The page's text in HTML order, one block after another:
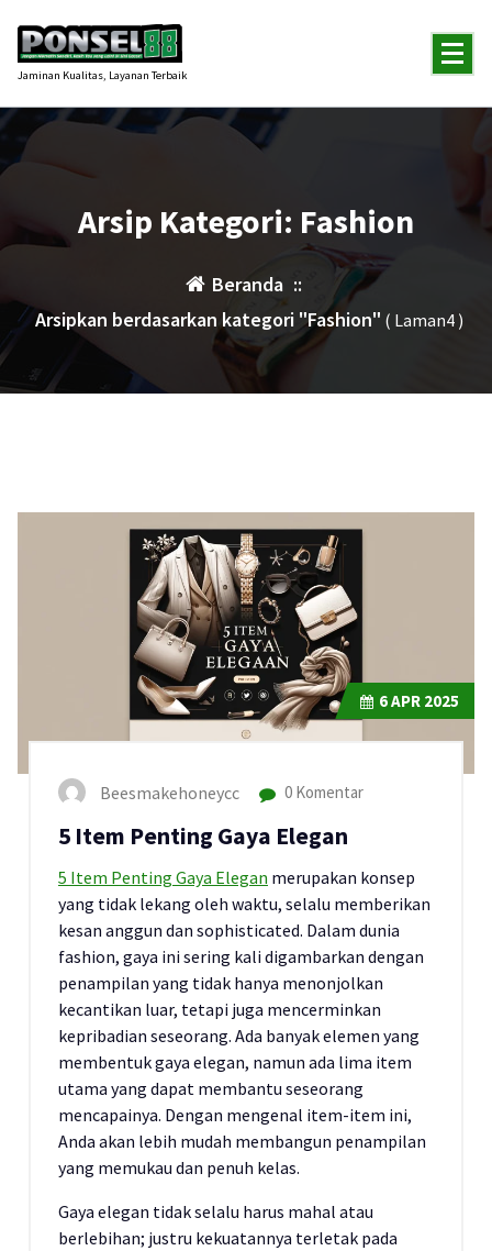
konten
Jaminan Kualitas, Layanan Terbaik
Arsip Kategori: Fashion
Beranda ::
Arsipkan berdasarkan kategori "Fashion" ( Laman4 )
6APR 2025
Beesmakehoneycc 0 Komentar
5 Item Penting Gaya Elegan
5 Item Penting Gaya Elegan merupakan konsep
yang tidak lekang oleh waktu, selalu memberikan
kesan anggun dan sophisticated. Dalam dunia
fashion, gaya ini sering kali digambarkan dengan
penampilan yang tidak hanya menonjolkan
kecantikan luar, tetapi juga mencerminkan
kepribadian seseorang. Ada banyak elemen yang
membentuk gaya elegan, namun ada lima item
utama yang dapat membantu seseorang
mencapainya. Dengan mengenal item-item ini,
Anda akan lebih mudah membangun penampilan
yang memukau dan penuh kelas.
Gaya elegan tidak selalu harus mahal atau
berlebihan; justru kekuatannya terletak pada